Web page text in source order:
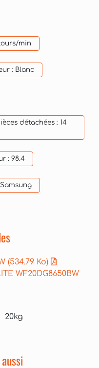
min
: Blanc
détachées : 14
: 98.4
Samsung
(534.79 Ko)
WF20DG8650BW
20kg